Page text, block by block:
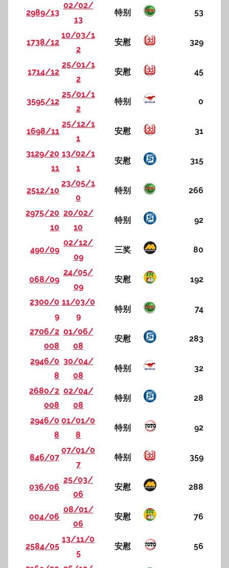
2989/13
02/02/
13
特别 53
1738/12
10/03/1
2
安慰 329
1714/12
25/01/1
2
安慰 45
3595/12
25/01/1
2
特别 0
1698/11
25/12/1
1
安慰 31
3129/20
11
13/02/1
1
安慰 315
2512/10
23/05/1
0
特别 266
2975/20
10
20/02/
10
特别 92
490/09
02/12/
09
三奖 80
068/09
24/05/
09
安慰 192
2300/0
9
11/03/0
9
特别 74
2706/2
008
01/06/
08
安慰 283
2946/0
8
30/04/
08
特别 32
2680/2
008
02/04/
08
特别 28
2946/0
8
01/01/0
8
特别 92
846/07
07/01/0
7
特别 359
036/06
25/03/
06
安慰 288
004/06
08/01/
06
安慰 76
2584/05
13/11/0
5
安慰 56